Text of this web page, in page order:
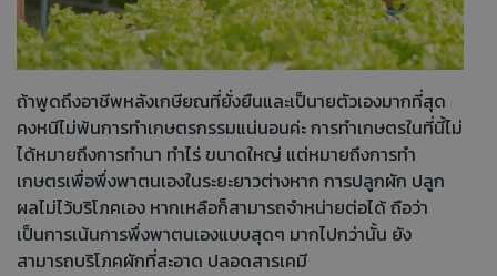
ถ้าพูดถึงอาชีพหลังเกษียณที่ยั่งยืนและเป็นายตัวเองมากที่สุด
คงหนีไม่พ้นการทำเกษตรกรรมแน่นอนค่ะ การทำเกษตรในที่นี้ไม่
ได้หมายถึงการทำนา ทำไร่ ขนาดใหญ่ แต่หมายถึงการทำ
เกษตรเพื่อพึ่งพาตนเองในระยะยาวต่างหาก การปลูกผัก ปลูก
ผลไม่ไว้บริโภคเอง หากเหลือก็สามารถจำหน่ายต่อได้ ถือว่า
เป็นการเน้นการพึ่งพาตนเองแบบสุดๆ มากไปกว่านั้น ยัง
สามารถบริโภคผักที่สะอาด ปลอดสารเคมี